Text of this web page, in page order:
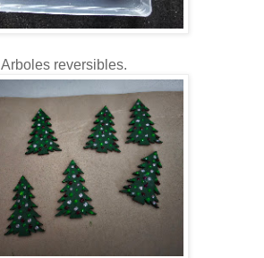
Arboles reversibles.